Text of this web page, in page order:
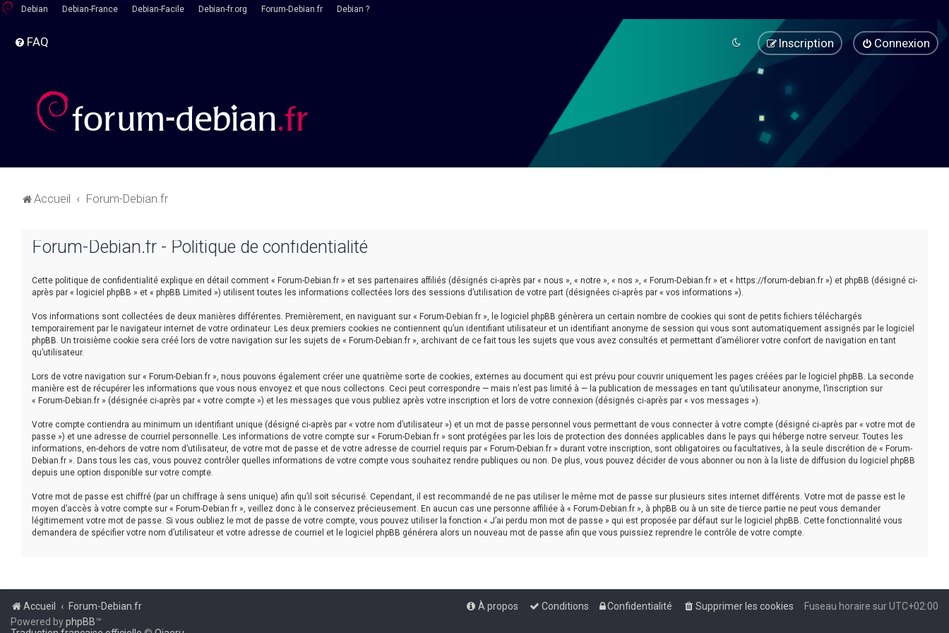
Debian Debian-France Debian-Facile Debian-fr.org Forum-Debian.fr Debian ?
FAQ Connexion
Inscription
Accueil Forum-Debian.fr
Forum-Debian.fr - Politique de confidentialité
Cette politique de confidentialité explique en détail comment « Forum-Debian.fr » et ses partenaires affiliés (désignés ci-après par « nous », « notre », « nos », « Forum-Debian.fr » et « https://forum-debian.fr ») et phpBB (désigné ci-
après par « logiciel phpBB » et « phpBB Limited ») utilisent toutes les informations collectées lors des sessions d’utilisation de votre part (désignées ci-après par « vos informations »).
Vos informations sont collectées de deux manières différentes. Premièrement, en naviguant sur « Forum-Debian.fr », le logiciel phpBB génèrera un certain nombre de cookies qui sont de petits fichiers téléchargés
temporairement par le navigateur internet de votre ordinateur. Les deux premiers cookies ne contiennent qu’un identifiant utilisateur et un identifiant anonyme de session qui vous sont automatiquement assignés par le logiciel
phpBB. Un troisième cookie sera créé lors de votre navigation sur les sujets de « Forum-Debian.fr », archivant de ce fait tous les sujets que vous avez consultés et permettant d’améliorer votre confort de navigation en tant
qu’utilisateur.
Lors de votre navigation sur « Forum-Debian.fr », nous pouvons également créer une quatrième sorte de cookies, externes au document qui est prévu pour couvrir uniquement les pages créées par le logiciel phpBB. La seconde
manière est de récupérer les informations que vous nous envoyez et que nous collectons. Ceci peut correspondre — mais n’est pas limité à — la publication de messages en tant qu’utilisateur anonyme, l’inscription sur
« Forum-Debian.fr » (désignée ci-après par « votre compte ») et les messages que vous publiez après votre inscription et lors de votre connexion (désignés ci-après par « vos messages »).
Votre compte contiendra au minimum un identifiant unique (désigné ci-après par « votre nom d’utilisateur ») et un mot de passe personnel vous permettant de vous connecter à votre compte (désigné ci-après par « votre mot de
passe ») et une adresse de courriel personnelle. Les informations de votre compte sur « Forum-Debian.fr » sont protégées par les lois de protection des données applicables dans le pays qui héberge notre serveur. Toutes les
informations, en-dehors de votre nom d’utilisateur, de votre mot de passe et de votre adresse de courriel requis par « Forum-Debian.fr » durant votre inscription, sont obligatoires ou facultatives, à la seule discrétion de « Forum-
Debian.fr ». Dans tous les cas, vous pouvez contrôler quelles informations de votre compte vous souhaitez rendre publiques ou non. De plus, vous pouvez décider de vous abonner ou non à la liste de diffusion du logiciel phpBB
depuis une option disponible sur votre compte.
Votre mot de passe est chiffré (par un chiffrage à sens unique) afin qu’il soit sécurisé. Cependant, il est recommandé de ne pas utiliser le même mot de passe sur plusieurs sites internet différents. Votre mot de passe est le
moyen d’accès à votre compte sur « Forum-Debian.fr », veillez donc à le conservez précieusement. En aucun cas une personne affiliée à « Forum-Debian.fr », à phpBB ou à un site de tierce partie ne peut vous demander
légitimement votre mot de passe. Si vous oubliez le mot de passe de votre compte, vous pouvez utiliser la fonction « J’ai perdu mon mot de passe » qui est proposée par défaut sur le logiciel phpBB. Cette fonctionnalité vous
demandera de spécifier votre nom d’utilisateur et votre adresse de courriel et le logiciel phpBB générera alors un nouveau mot de passe afin que vous puissiez reprendre le contrôle de votre compte.
Accueil Forum-Debian.fr Fuseau horaire surUTC+02:00
Supprimer les cookies
Confidentialité
Conditions
À propos
Powered byphpBB™